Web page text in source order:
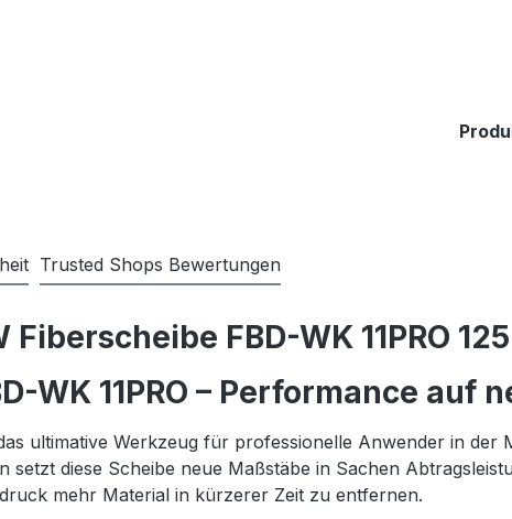
Trusted Shops Bewertungen
FBD-WK 11PRO
WK 11PRO – Performance auf
ultimative Werkzeug für professionelle Anwender in
diese Scheibe neue Maßstäbe in Sachen
mehr Material in kürzerer Zeit zu entfernen.